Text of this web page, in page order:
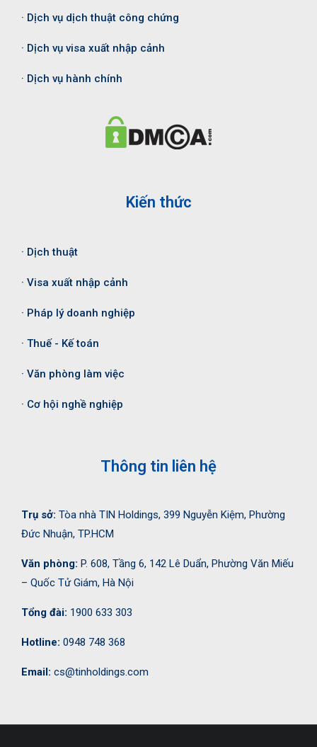
· Dịch vụ dịch thuật công chứng
· Dịch vụ visa xuất nhập cảnh
· Dịch vụ hành chính
Kiến thức
· Dịch thuật
· Visa xuất nhập cảnh
· Pháp lý doanh nghiệp
· Thuế - Kế toán
· Văn phòng làm việc
· Cơ hội nghề nghiệp
Thông tin liên hệ
Trụ sở: Tòa nhà TIN Holdings, 399 Nguyễn Kiệm, Phường
Đức Nhuận, TP.HCM
Văn phòng: P. 608, Tầng 6, 142 Lê Duẩn, Phường Văn Miếu
– Quốc Tử Giám, Hà Nội
Tổng đài: 1900 633 303
Hotline: 0948 748 368
Email: cs@tinholdings.com